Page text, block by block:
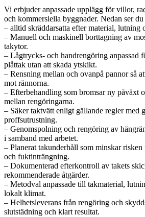
Vi erbjuder anpassade upplägg för villor,
och kommersiella byggnader. Nedan ser
– alltid skräddarsatta efter material, lutning
– Manuell och maskinell borttagning av
takytor.
– Lågtrycks- och handrengöring anpassad
plåttak utan att skada ytskikt.
– Rensning mellan och ovanpå pannor så
mot rännorna.
– Efterbehandling som bromsar ny påväxt
mellan rengöringarna.
– Säker taktvätt enligt gällande regler med
proffsutrustning.
– Genomspolning och rengöring av
i samband med arbetet.
– Planerat takunderhåll som minskar
och fuktinträngning.
– Dokumenterad efterkontroll av takets
rekommenderade åtgärder.
– Metodval anpassade till takmaterial,
lokalt klimat.
– Helhetsleverans från rengöring och
slutstädning och klart resultat.